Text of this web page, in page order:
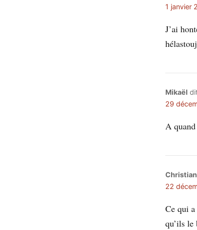
1 janvier
J’ai
Mikaël
29
A
22
Ce qui
qu’ils